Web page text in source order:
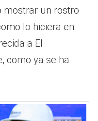
mostrar un rostro
lo hiciera en
a El
como ya se ha